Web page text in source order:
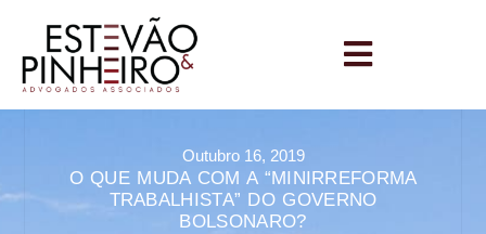
Outubro 16, 2019
O QUE MUDA COM A “MINIRREFORMA
TRABALHISTA” DO GOVERNO
BOLSONARO?